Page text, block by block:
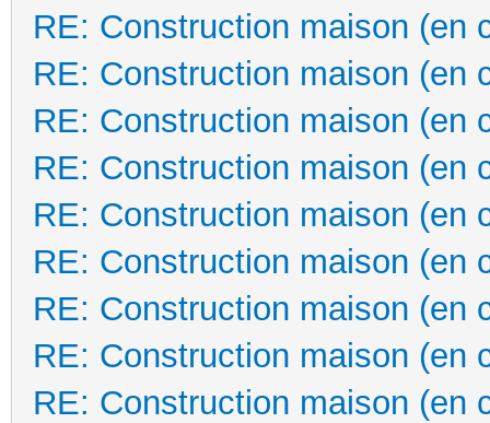
RE: Construction maison (en
RE: Construction maison (en
RE: Construction maison (en
RE: Construction maison (en
RE: Construction maison (en
RE: Construction maison (en
RE: Construction maison (en
RE: Construction maison (en
RE: Construction maison (en